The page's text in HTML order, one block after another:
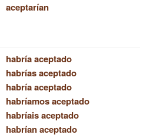
aceptarían
habría aceptado
habrías aceptado
habría aceptado
habríamos aceptado
habríais aceptado
habrían aceptado